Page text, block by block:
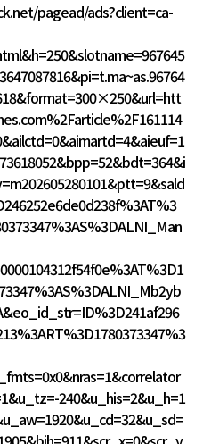
pagead/ads?client=ca-
240&u_his=2&u_h=1